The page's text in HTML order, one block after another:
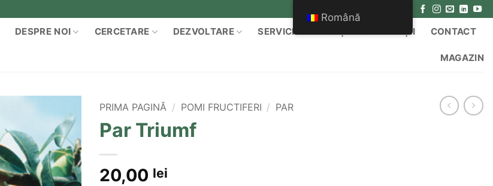
DESPRE NOI CERCETARE DEZVOLTARE SERVICII ANUNȚURI & ACHIZIȚII CONTACT
MAGAZIN
Add to
wishlist
PRIMA PAGINĂ / POMI FRUCTIFERI / PAR
Par Triumf
20,00 lei
Română